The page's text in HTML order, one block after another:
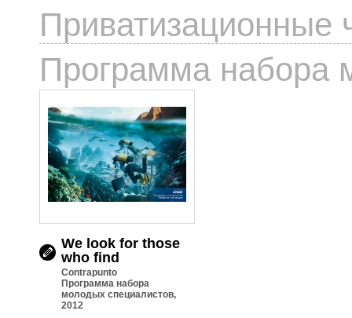
Приватизационные
Программа набора
We look for those
who find
Contrapunto
Программа набора
молодых специалистов,
2012